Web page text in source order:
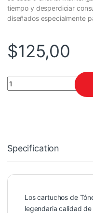
tiempo y desperdiciar
diseñados especialmente
$125,00
TONER HPINC 131A
Specification
Los cartuchos de
legendaria calidad